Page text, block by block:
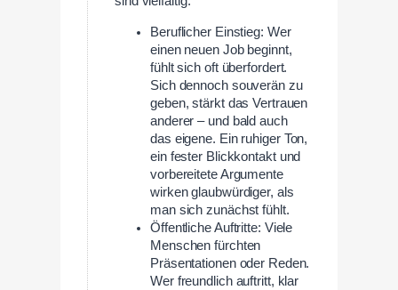
Beruflicher Einstieg: Wer
einen neuen Job beginnt,
fühlt sich oft überfordert.
Sich dennoch souverän zu
geben, stärkt das Vertrauen
anderer – und bald auch
das eigene. Ein ruhiger Ton,
ein fester Blickkontakt und
vorbereitete Argumente
wirken glaubwürdiger, als
man sich zunächst fühlt.
Öffentliche Auftritte: Viele
Menschen fürchten
Präsentationen oder Reden.
Wer freundlich auftritt, klar